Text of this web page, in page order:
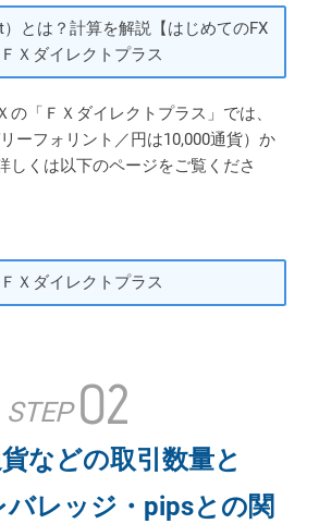
とは？計算を解説【はじめてのFX
Ｘダイレクトプラス
の「ＦＸダイレクトプラス」では、
ーフォリント／円は10,000通貨）か
しくは以下のページをご覧くださ
Ｘダイレクトプラス
STEP 02
などの取引数量と
バレッジ・pipsとの関